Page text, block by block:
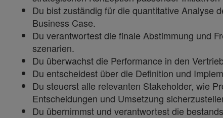
Du bist zuständig für die quantitative Analyse
Business Case.
Du verantwortest die finale Abstimmung und
szenarien.
Du überwachst die Performance in den
Du entscheidest über die Definition und
Du steuerst alle relevanten Stakeholder, wie
Entscheidungen und Umsetzung
Du übernimmst und verantwortest die